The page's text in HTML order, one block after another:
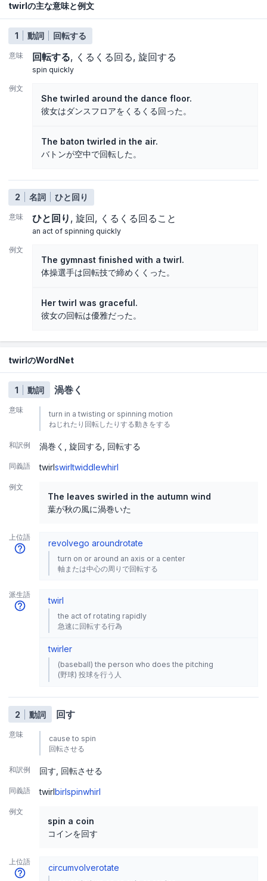
twirlの主な意味と例文
1 動詞 回転する
意味 回転する くるくる回る 旋回する
spin quickly
例文
She twirled around the dance floor.
彼女はダンスフロアをくるくる回った。
The baton twirled in the air.
バトンが空中で回転した。
2 名詞 ひと回り
意味 ひと回り 旋回 くるくる回ること
an act of spinning quickly
例文
The gymnast finished with a twirl.
体操選手は回転技で締めくくった。
Her twirl was graceful.
彼女の回転は優雅だった。
twirlのWordNet
1 動詞 渦巻く
意味
turn in a twisting or spinning motion
ねじれたり回転したりする動きをする
和訳例 渦巻く 旋回する 回転する
同義語 twirlswirltwiddlewhirl
例文
The leaves swirled in the autumn wind
葉が秋の風に渦巻いた
上位語
revolvego aroundrotate
turn on or around an axis or a center
軸または中心の周りで回転する
派生語
twirl
the act of rotating rapidly
急速に回転する行為
twirler
(baseball) the person who does the pitching
(野球) 投球を行う人
2 動詞 回す
意味
cause to spin
回転させる
和訳例 回す 回転させる
同義語 twirlbirlspinwhirl
例文
spin a coin
コインを回す
上位語
circumvolverotate